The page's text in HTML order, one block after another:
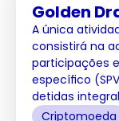
Golden
A única
consistirá na
participações
específico
detidas
Criptomoeda